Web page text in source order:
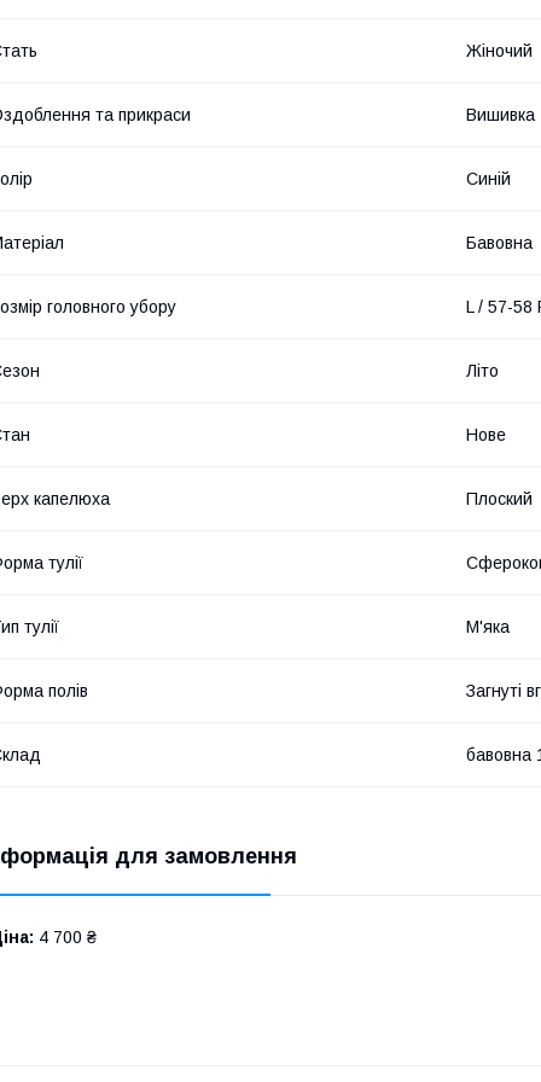
Жіночий
та прикраси Вишивка
Синій
Бавовна
головного убору L / 57-58
Літо
Нове
капелюха Плоский
тулії
тулії М'яка
полів Загнуті
бавовна
для замовлення
4 700 ₴